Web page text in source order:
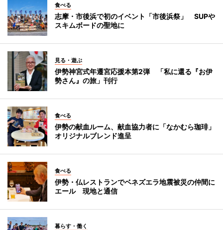
食べる
志摩・市後浜で初のイベント「市後浜祭」 SUPや
スキムボードの聖地に
見る・遊ぶ
伊勢神宮式年遷宮応援本第2弾 「私に還る『お伊
勢さん』の旅」刊行
食べる
伊勢の献血ルーム、献血協力者に「なかむら珈琲」
オリジナルブレンド進呈
食べる
伊勢・仏レストランでベネズエラ地震被災の仲間に
エール 現地と通信
暮らす・働く